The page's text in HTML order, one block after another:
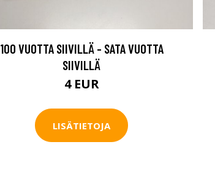
100 VUOTTA SIIVILLÄ - SATA VUOTTA
SIIVILLÄ
4 EUR
LISÄTIETOJA